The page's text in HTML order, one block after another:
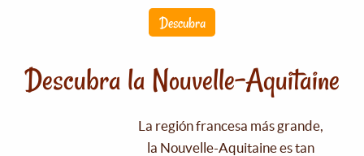
Descubra
Descubra la Nouvelle-Aquitaine
La región francesa más grande,
la Nouvelle-Aquitaine es tan